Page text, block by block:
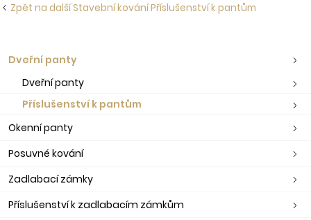
Zpět na další Stavební kování Příslušenství k pantům
Dveřní panty
Dveřní panty
Příslušenství k pantům
Okenní panty
Posuvné kování
Zadlabací zámky
Příslušenství k zadlabacím zámkům